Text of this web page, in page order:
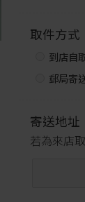
取件方式
到店自
郵局寄
寄送地址
若為來店